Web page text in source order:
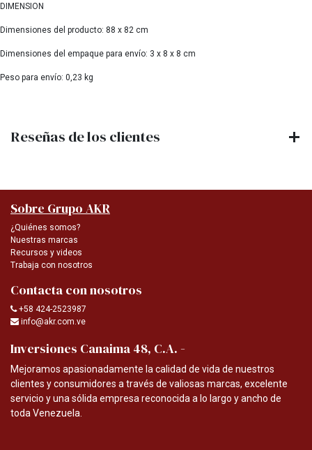
DIMENSION
Dimensiones del producto: 88 x 82 cm
Dimensiones del empaque para envío: 3 x 8 x 8 cm
Peso para envío: 0,23 kg
Reseñas de los clientes
Sobre Grupo AKR
¿Quiénes somos?
Nuestras marcas
Recursos y videos
Trabaja con nosotros
Contacta con nosotros
+58 424-2523987
info@akr.com.ve
Inversiones Canaima 48, C.A. -
Mejoramos apasionadamente la calidad de vida de nuestros
clientes y consumidores a través de valiosas marcas, excelente
servicio y una sólida empresa reconocida a lo largo y ancho de
toda Venezuela.